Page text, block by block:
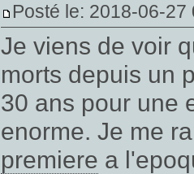
Posté le: 2018-06-27
Je viens de voir
morts depuis un
30 ans pour une
enorme. Je me
premiere a